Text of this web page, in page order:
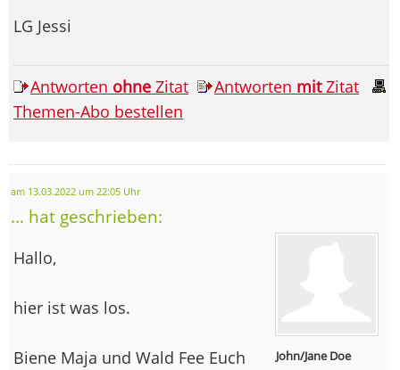
LG Jessi
Antworten ohne Zitat Antworten mitZitat
Themen-Abo bestellen
am 13.03.2022 um 22:05 Uhr
... hat geschrieben:
John/Jane Doe
Hallo,
hier ist was los.
Biene Maja und Wald Fee Euch